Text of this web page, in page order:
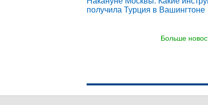
получила Турция в Вашингтоне
Больше